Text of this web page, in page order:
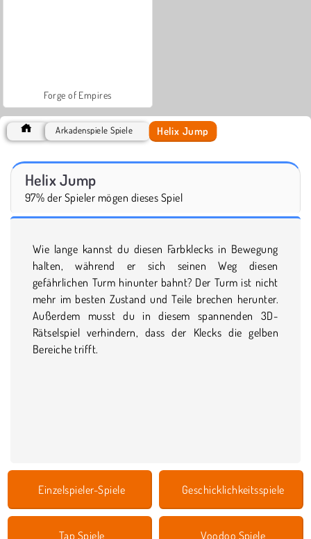
Forge of Empires
Arkadenspiele Spiele Helix Jump
Helix Jump
97% der Spieler mögen dieses Spiel
Wie lange kannst du diesen Farbklecks in Bewegung
halten, während er sich seinen Weg diesen
gefährlichen Turm hinunter bahnt? Der Turm ist nicht
mehr im besten Zustand und Teile brechen herunter.
Außerdem musst du in diesem spannenden 3D-
Rätselspiel verhindern, dass der Klecks die gelben
Bereiche trifft.
Einzelspieler-Spiele Geschicklichkeitsspiele
Tap Spiele Voodoo Spiele